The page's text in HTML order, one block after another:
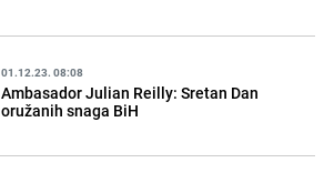
01.12.23. 08:08
Ambasador Julian Reilly: Sretan Dan
oružanih snaga BiH